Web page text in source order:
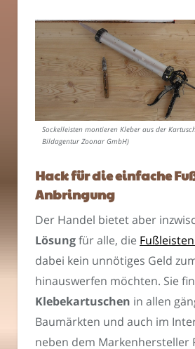
Sockelleisten montieren Kleber aus der
Bildagentur Zoonar GmbH)
Hack für die einfache
Anbringung
Der Handel bietet aber
Lösungfür alle, die
dabei kein unnötiges Geld
hinauswerfen möchten. Sie
Klebekartuschen in allen
Baumärkten und auch im
neben dem Markenhersteller